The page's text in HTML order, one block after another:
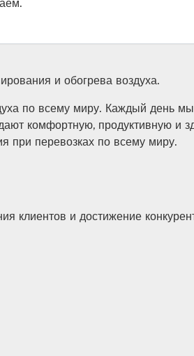
и обогрева воздуха.
по всему миру. Каждый день
комфортную, продуктивную и
при перевозках по всему миру.
клиентов и достижение